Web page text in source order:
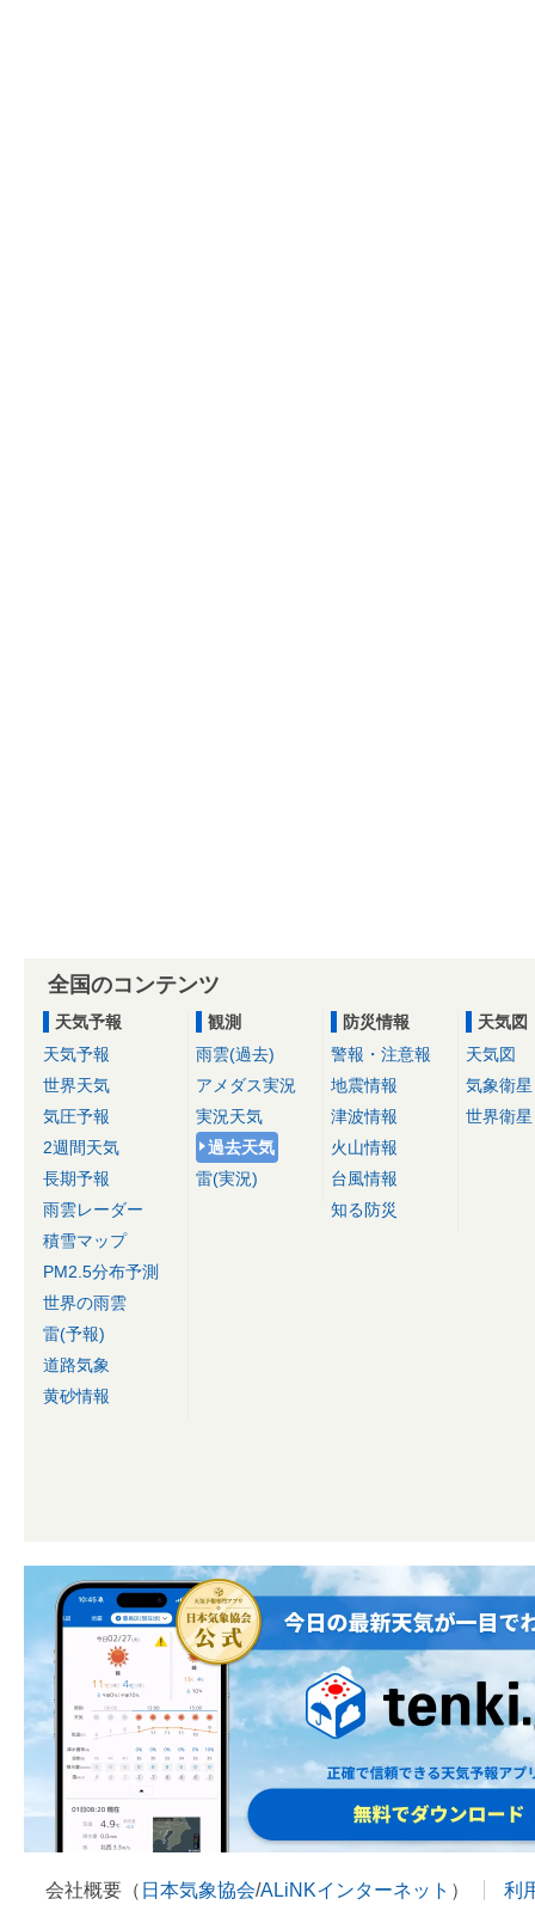
全国のコンテンツ
天気予報
天気予報
世界天気
気圧予報
2週間天気
長期予報
雨雲レーダー
積雪マップ
PM2.5分布予測
世界の雨雲
雷(予報)
道路気象
黄砂情報
観測
雨雲(過去)
アメダス実況
実況天気
過去天気
雷(実況)
防災情報
警報・注意報
地震情報
津波情報
火山情報
台風情報
知る防災
天気図
天気図
気象衛星
世界衛星
会社概要（ 日本気象協会/ALiNKインターネット ） 利